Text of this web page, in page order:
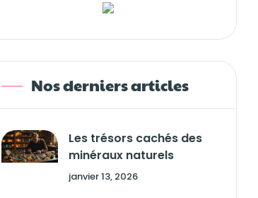
Nos derniers articles
Les trésors cachés des
minéraux naturels
janvier 13, 2026